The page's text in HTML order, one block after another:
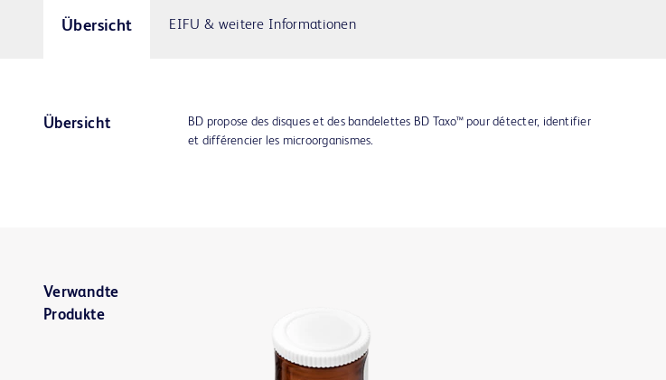
Übersicht EIFU & weitere Informationen
Übersicht
BD propose des disques et des bandelettes BD Taxo™ pour détecter, identifier
et différencier les microorganismes.
Verwandte
Produkte